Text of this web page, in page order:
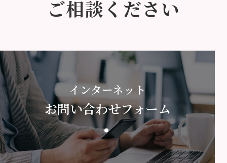
ご相談ください
インターネット
お問い合わせフォーム